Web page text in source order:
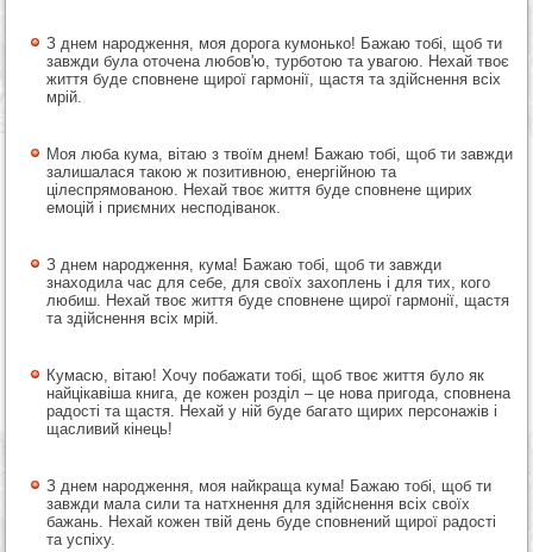
З днем народження, моя дорога кумонько! Бажаю тобі, щоб ти
завжди була оточена любов'ю, турботою та увагою. Нехай твоє
життя буде сповнене щирої гармонії, щастя та здійснення всіх
мрій.
Моя люба кума, вітаю з твоїм днем! Бажаю тобі, щоб ти завжди
залишалася такою ж позитивною, енергійною та
цілеспрямованою. Нехай твоє життя буде сповнене щирих
емоцій і приємних несподіванок.
З днем народження, кума! Бажаю тобі, щоб ти завжди
знаходила час для себе, для своїх захоплень і для тих, кого
любиш. Нехай твоє життя буде сповнене щирої гармонії, щастя
та здійснення всіх мрій.
Кумасю, вітаю! Хочу побажати тобі, щоб твоє життя було як
найцікавіша книга, де кожен розділ – це нова пригода, сповнена
радості та щастя. Нехай у ній буде багато щирих персонажів і
щасливий кінець!
З днем народження, моя найкраща кума! Бажаю тобі, щоб ти
завжди мала сили та натхнення для здійснення всіх своїх
бажань. Нехай кожен твій день буде сповнений щирої радості
та успіху.